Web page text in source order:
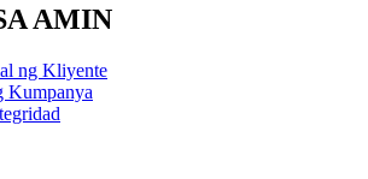
AMIN
ng Kliyente
Kumpanya